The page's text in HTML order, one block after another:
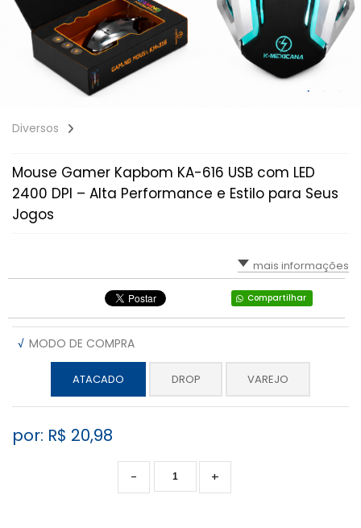
Diversos
Mouse Gamer Kapbom KA-616 USB com LED
2400 DPI – Alta Performance e Estilo para Seus
Jogos
mais informações
Compartilhar
√ MODO DE COMPRA
ATACADO DROP VAREJO
por: R$ 20,98
+
-